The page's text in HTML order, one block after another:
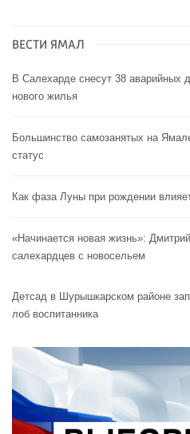
ВЕСТИ ЯМАЛ
В Салехарде снесут 38 аварийных
нового жилья
Большинство самозанятых на
статус
Как фаза Луны при рождении
«Начинается новая жизнь»:
салехардцев с новосельем
Детсад в Шурышкарском районе
лоб воспитанника